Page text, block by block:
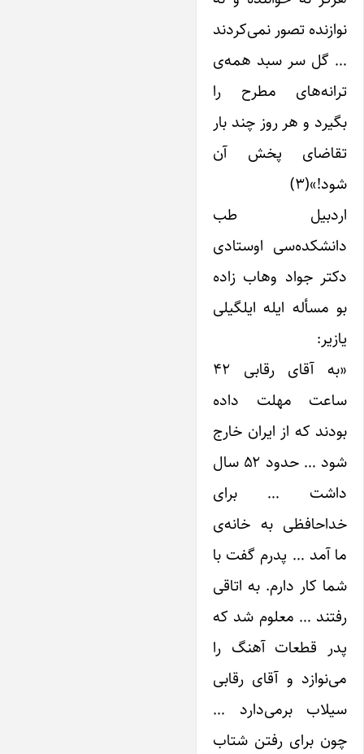
نوازنده تصور نمی‌کردند
… گل سر سبد همه‌ی
ترانه‌های مطرح را
بگیرد و هر روز چند بار
تقاضای پخش آن
شود!»(۳)
اردبیل طب
دانشکده‌سی اوستادی
دکتر جواد وهاب زاده
بو مسأله ‌ایله ‌ایلگیلی
‌یازیر:
«به آقای رقابی ۴۲
ساعت مهلت داده
بودند که از ‌ایران خارج
شود … حدود ۵۲ سال
داشت … برای
خداحافظی به خانه‌ی
ما آمد … پدرم گفت با
شما کار دارم. به اتاقی
رفتند … معلوم شد که
پدر قطعات آهنگ را
می‌نوازد و آقای رقابی
‌سیلاب برمی‌دارد …
چون برای رفتن شتاب